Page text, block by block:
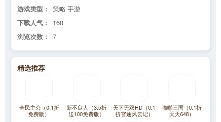
游戏类型：
策略 手游
下载人气：
160
浏览次数：
7
精选推荐
全民主公（0.1折
免费版）
新不良人（3.5折
送100免费版）
天下无双HD（0.1
折官途风云记）
啪啪三国（0.1折
天天648）